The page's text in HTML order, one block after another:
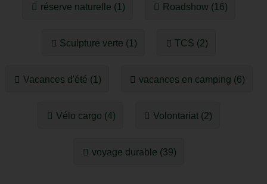
réserve naturelle (1) Roadshow (16)
Sculpture verte (1) TCS (2)
Vacances d'été (1) vacances en camping (6)
Vélo cargo (4) Volontariat (2)
voyage durable (39)